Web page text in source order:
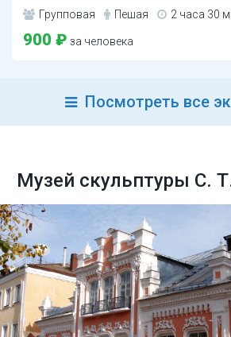
Групповая Пешая 2 часа 30
900 ₽ за человека
Посмотреть все
Музей скульптуры С.